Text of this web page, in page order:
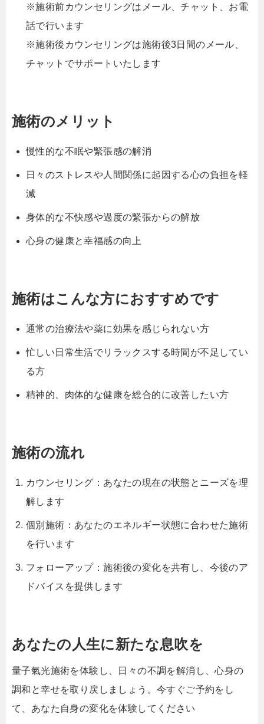
※施術前カウンセリングはメール、チャット、お電
話で行います
※施術後カウンセリングは施術後3日間のメール、
チャットでサポートいたします
施術のメリット
慢性的な不眠や緊張感の解消
日々のストレスや人間関係に起因する心の負担を軽
減
身体的な不快感や過度の緊張からの解放
心身の健康と幸福感の向上
施術はこんな方におすすめです
通常の治療法や薬に効果を感じられない方
忙しい日常生活でリラックスする時間が不足してい
る方
精神的、肉体的な健康を総合的に改善したい方
施術の流れ
カウンセリング：あなたの現在の状態とニーズを理
解します
個別施術：あなたのエネルギー状態に合わせた施術
を行います
フォローアップ：施術後の変化を共有し、今後のア
ドバイスを提供します
あなたの人生に新たな息吹を
量子氣光施術を体験し、日々の不調を解消し、心身の
調和と幸せを取り戻しましょう。今すぐご予約をし
て、あなた自身の変化を体験してください